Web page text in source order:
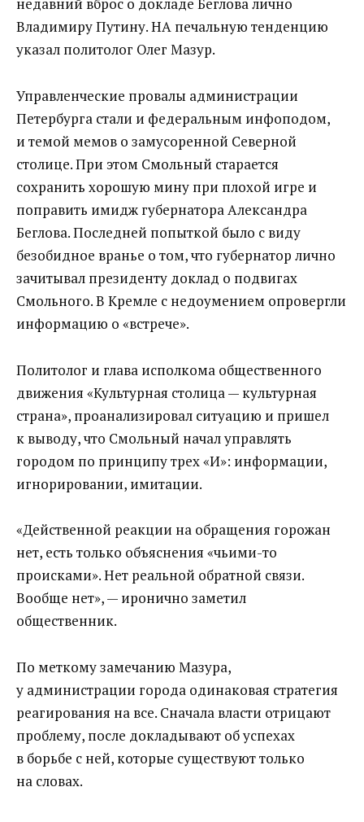
Владимиру Путину. НА печальную тенденцию
указал политолог Олег Мазур.
Управленческие провалы администрации
Петербурга стали и федеральным инфоподом,
и темой мемов о замусоренной Северной
столице. При этом Смольный старается
сохранить хорошую мину при плохой игре и
поправить имидж губернатора Александра
Беглова. Последней попыткой было с виду
безобидное вранье о том, что губернатор лично
зачитывал президенту доклад о подвигах
Смольного. В Кремле с недоумением опровергли
информацию о «встрече».
Политолог и глава исполкома общественного
движения «Культурная столица — культурная
страна», проанализировал ситуацию и пришел
к выводу, что Смольный начал управлять
городом по принципу трех «И»: информации,
игнорировании, имитации.
«Действенной реакции на обращения горожан
нет, есть только объяснения «чьими-то
происками». Нет реальной обратной связи.
Вообще нет», — иронично заметил
общественник.
По меткому замечанию Мазура,
у администрации города одинаковая стратегия
реагирования на все. Сначала власти отрицают
проблему, после докладывают об успехах
в борьбе с ней, которые существуют только
на словах.